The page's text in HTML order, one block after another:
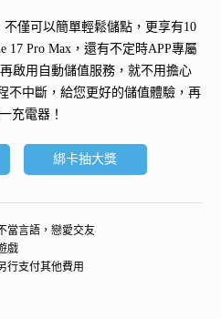
不僅可以簡單輕鬆儲點，更享有10
17 Pro Max ，還有不定時APP專屬
啟用自動儲值服務 ，就不用擔心
不中斷，給您更好的儲值體驗，再
充電器 ！
綁卡抽大獎
當言語，戀愛交友
戲
行支付其他費用